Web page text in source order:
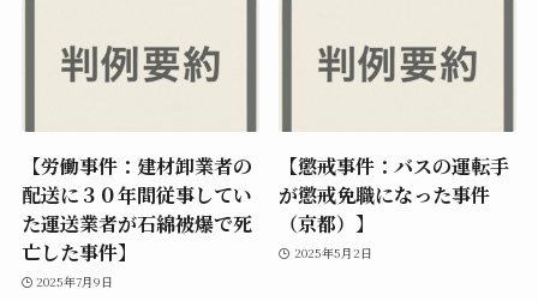
【労働事件：建材卸業者の
配送に３０年間従事してい
た運送業者が石綿被爆で死
亡した事件】
2025年7月9日
【懲戒事件：バスの運転手
が懲戒免職になった事件
（京都）】
2025年5月2日